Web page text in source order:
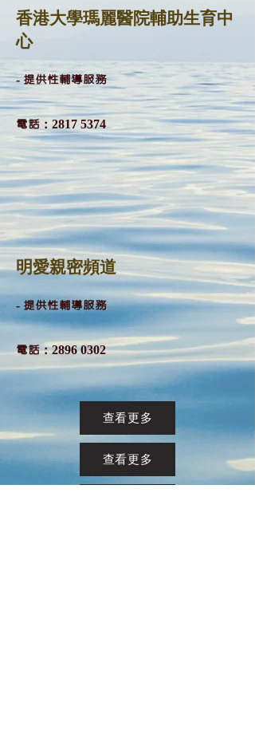
香港大學瑪麗醫院輔助生育中
心
- 提供性輔導服務
​電話：2817 5374
明愛親密頻道
- 提供性輔導服務
​電話：2896 0302
查看更多
查看更多